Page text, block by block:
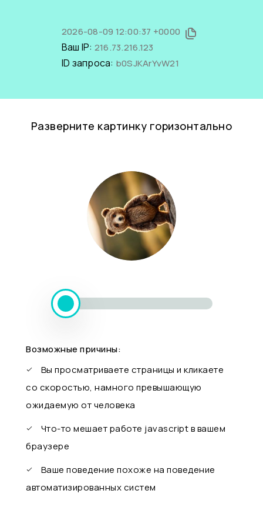
2026-08-09 12:00:37 +0000
Ваш IP: 216.73.216.123
ID запроса: b0SJKArYvW21
Разверните картинку горизонтально
Возможные причины:
Вы просматриваете страницы и кликаете
со скоростью, намного превышающую
ожидаемую от человека
Что-то мешает работе javascript в вашем
браузере
Ваше поведение похоже на поведение
автоматизированных систем